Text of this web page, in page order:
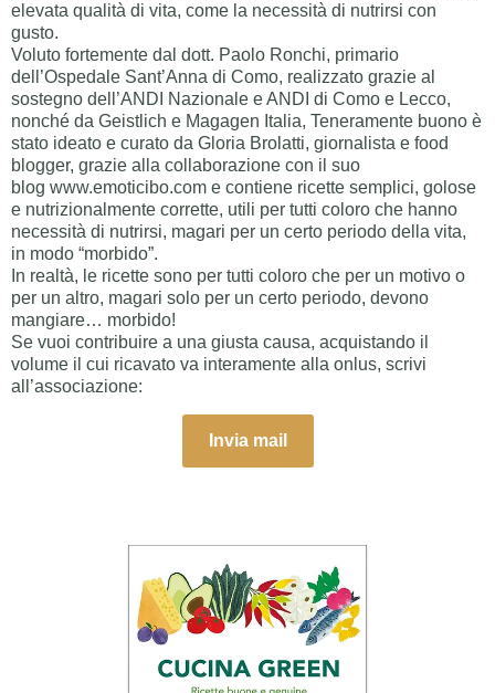
elevata qualità di vita, come la necessità di nutrirsi con
gusto.
Voluto fortemente dal dott. Paolo Ronchi, primario
dell’Ospedale Sant’Anna di Como, realizzato grazie al
sostegno dell’ANDI Nazionale e ANDI di Como e Lecco,
nonché da Geistlich e Magagen Italia, Teneramente buono è
stato ideato e curato da Gloria Brolatti, giornalista e food
blogger, grazie alla collaborazione con il suo
blog www.emoticibo.com e contiene ricette semplici, golose
e nutrizionalmente corrette, utili per tutti coloro che hanno
necessità di nutrirsi, magari per un certo periodo della vita,
in modo “morbido”.
In realtà, le ricette sono per tutti coloro che per un motivo o
per un altro, magari solo per un certo periodo, devono
mangiare… morbido!
Se vuoi contribuire a una giusta causa, acquistando il
volume il cui ricavato va interamente alla onlus, scrivi
all’associazione:
Invia mail